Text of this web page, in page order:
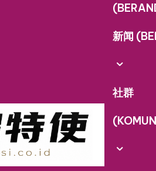
新闻
社群